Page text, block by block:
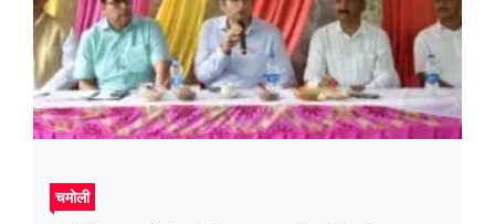
चमोली